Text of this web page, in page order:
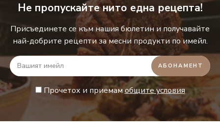
Не пропускайте нито една рецепта!
Присъединете се към нашия бюлетин и получавайте
най-добрите рецепти за месни продукти по имейл.
Прочетох и приемамобщите условия